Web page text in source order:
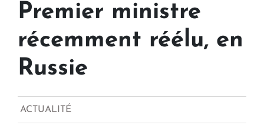
Premier ministre
récemment réélu, en
Russie
ACTUALITÉ